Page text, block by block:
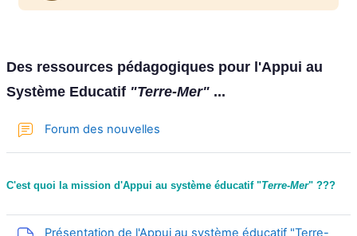
Des ressources pédagogiques pour l'Appui au
Système Educatif "Terre-Mer" ...
Forum des nouvelles
C'est quoi la mission d'Appui au système éducatif "Terre-Mer" ???
Présentation de l'Appui au système éducatif "Terre-